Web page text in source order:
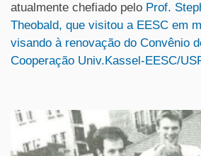
atualmente chefiado pelo Prof.
Theobald, que visitou a EESC em
visando à renovação do Convênio
Cooperação Univ.Kassel-EESC/